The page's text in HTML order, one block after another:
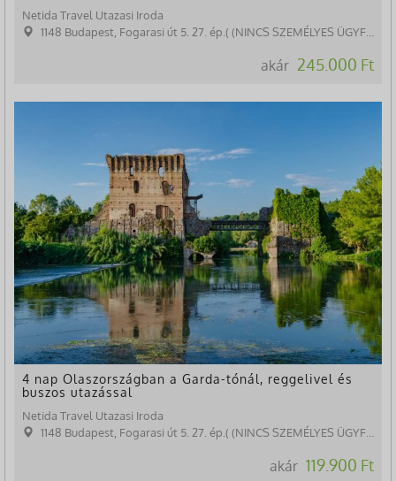
Netida Travel Utazasi Iroda
1148 Budapest, Fogarasi út 5. 27. ép.( (NINCS SZEMÉLYES ÜGYFÉLFOGADÁS)
akár 245.000 Ft
4 nap Olaszországban a Garda-tónál, reggelivel és
buszos utazással
Netida Travel Utazasi Iroda
1148 Budapest, Fogarasi út 5. 27. ép.( (NINCS SZEMÉLYES ÜGYFÉLFOGADÁS)
akár 119.900 Ft